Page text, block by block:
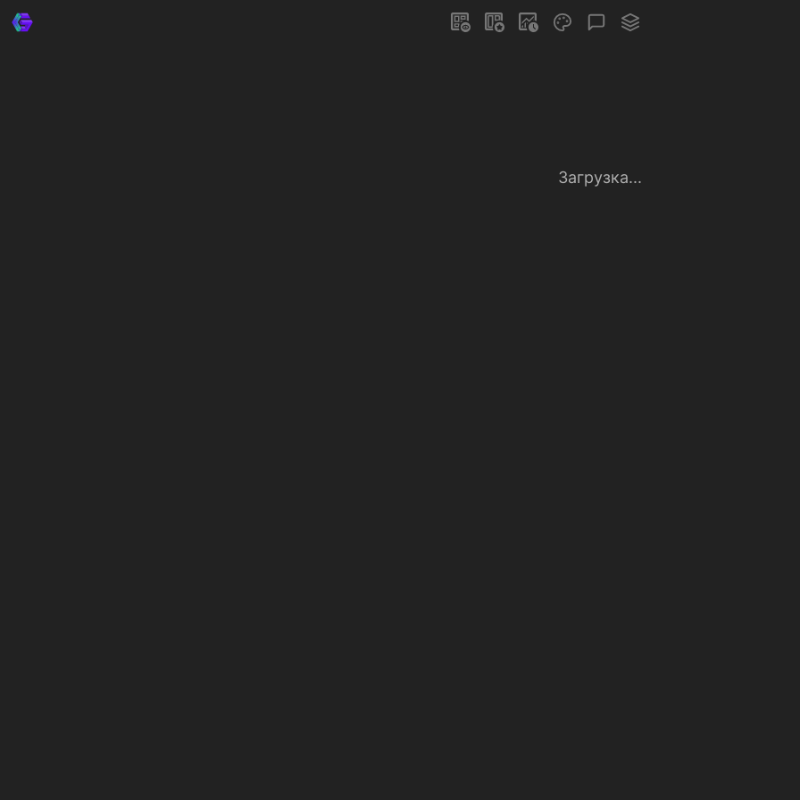
Загрузка...